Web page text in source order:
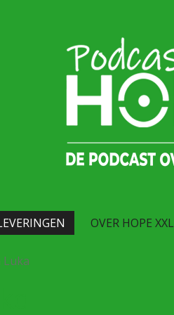
OVER HOPE XXL
Luka